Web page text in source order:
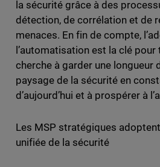
la sécurité grâce à des
détection, de corrélation et de
menaces. En fin de compte,
l’automatisation est la clé pour
cherche à garder une longueur
paysage de la sécurité en
d’aujourd’hui et à prospérer à
Les MSP stratégiques
unifiée de la sécurité